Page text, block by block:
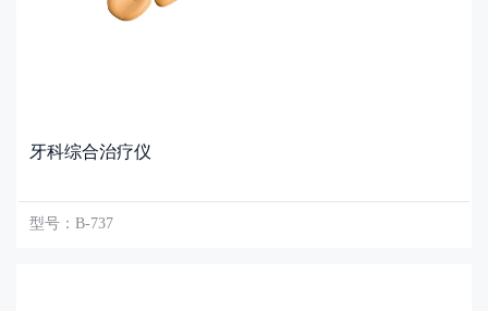
牙科综合治疗仪
型号：B-737